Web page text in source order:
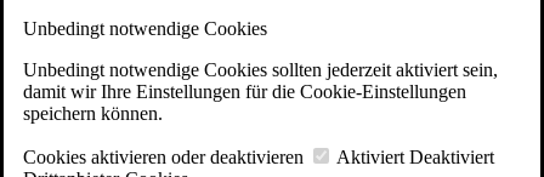
Unbedingt notwendige Cookies
Unbedingt notwendige Cookies sollten jederzeit aktiviert sein,
damit wir Ihre Einstellungen für die Cookie-Einstellungen
speichern können.
Cookies aktivieren oder deaktivieren Aktiviert Deaktiviert